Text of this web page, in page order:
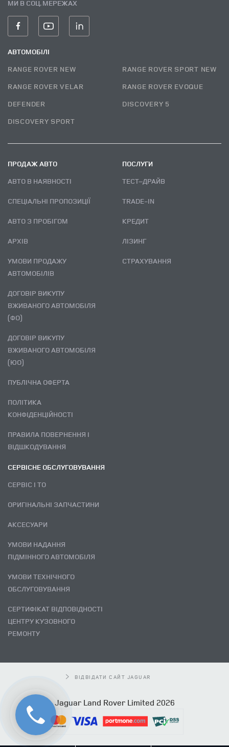
МИ В СОЦ. МЕРЕЖАХ
АВТОМОБІЛІ
RANGE ROVER NEW
RANGE ROVER SPORT NEW
RANGE ROVER VELAR
RANGE ROVER EVOQUE
DEFENDER
DISCOVERY 5
DISCOVERY SPORT
ПРОДАЖ АВТО
АВТО В НАЯВНОСТІ
СПЕЦІАЛЬНІ ПРОПОЗИЦІЇ
АВТО З ПРОБІГОМ
АРХІВ
УМОВИ ПРОДАЖУ
АВТОМОБІЛІВ
ДОГОВІР ВИКУПУ
ВЖИВАНОГО АВТОМОБІЛЯ
(ФО)
ДОГОВІР ВИКУПУ
ВЖИВАНОГО АВТОМОБІЛЯ
(ЮО)
ПУБЛІЧНА ОФЕРТА
ПОЛІТИКА
КОНФІДЕНЦІЙНОСТІ
ПРАВИЛА ПОВЕРНЕННЯ І
ВІДШКОДУВАННЯ
ПОСЛУГИ
ТЕСТ–ДРАЙВ
TRADE-IN
КРЕДИТ
ЛІЗИНГ
СТРАХУВАННЯ
СЕРВІСНЕ ОБСЛУГОВУВАННЯ
СЕРВІС І ТО
ОРИГІНАЛЬНІ ЗАПЧАСТИНИ
АКСЕСУАРИ
УМОВИ НАДАННЯ
ПІДМІННОГО АВТОМОБІЛЯ
УМОВИ ТЕХНІЧНОГО
ОБСЛУГОВУВАННЯ
СЕРТИФІКАТ ВІДПОВІДНОСТІ
ЦЕНТРУ КУЗОВНОГО
РЕМОНТУ
ВІДВІДАТИ САЙТ JAGUAR
Jaguar Land Rover Limited 2026